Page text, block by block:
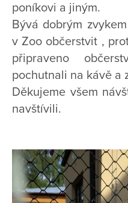
poníkovi a jiným.
Bývá dobrým
v Zoo občerstvit ,
připraveno
pochutnali na kávě a
Děkujeme všem
navštívili.